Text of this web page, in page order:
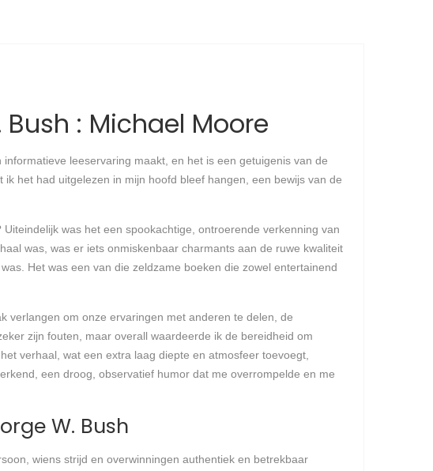
: Michael Moore
leeservaring maakt, en het is een getuigenis van de
het had uitgelezen in mijn hoofd bleef hangen, een bewijs van de
was het een spookachtige, ontroerende verkenning van
was, was er iets onmiskenbaar charmants aan de ruwe kwaliteit
Het was een van die zeldzame boeken die zowel entertainend
verlangen om onze ervaringen met anderen te delen, de
zijn fouten, maar overall waardeerde ik de bereidheid om
verhaal, wat een extra laag diepte en atmosfeer toevoegt,
een droog, observatief humor dat me overrompelde en me
W. Bush
wiens strijd en overwinningen authentiek en betrekbaar